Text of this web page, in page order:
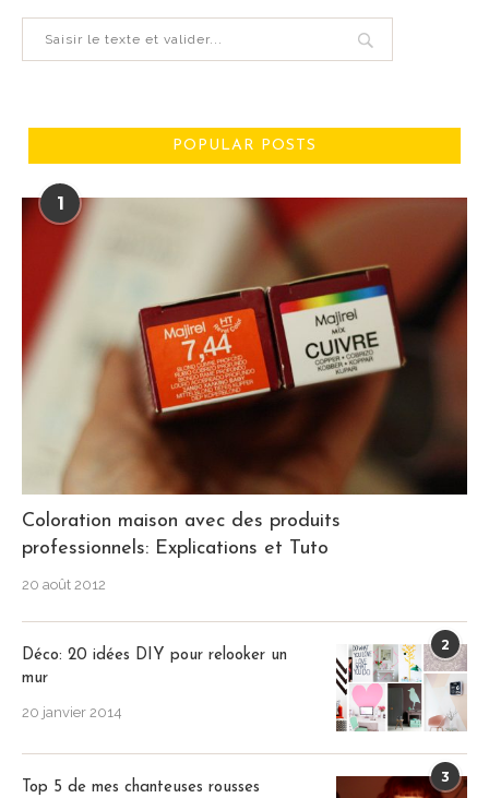
POPULAR POSTS
1
Coloration maison avec des produits
professionnels: Explications et Tuto
20 août 2012
2
Déco: 20 idées DIY pour relooker un
mur
20 janvier 2014
3
Top 5 de mes chanteuses rousses